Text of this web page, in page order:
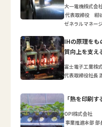
大一電機株式会
代表取締役 紺
ゼネラルマネー
IHの原理をも
質向上を支え
富士電子工業株
代表取締役社長
「熱を印刷
OPI株式会社
事業推進本部